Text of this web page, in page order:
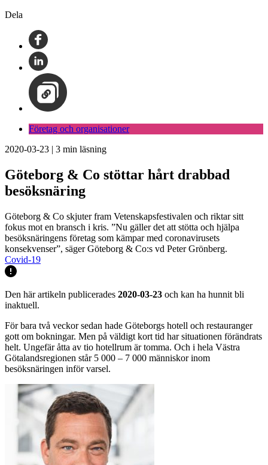
Dela
Företag och organisationer
2020-03-23 | 3 min läsning
Göteborg & Co stöttar hårt drabbad
besöksnäring
Göteborg & Co skjuter fram Vetenskapsfestivalen och riktar sitt
fokus mot en bransch i kris. ”Nu gäller det att stötta och hjälpa
besöksnäringens företag som kämpar med coronavirusets
konsekvenser”, säger Göteborg & Co:s vd Peter Grönberg.
Covid-19
Den här artikeln publicerades 2020-03-23 och kan ha hunnit bli
inaktuell.
För bara två veckor sedan hade Göteborgs hotell och restauranger
gott om bokningar. Men på väldigt kort tid har situationen förändrats
helt. Ungefär åtta av tio hotellrum är tomma. Och i hela Västra
Götalandsregionen står 5 000 – 7 000 människor inom
besöksnäringen inför varsel.